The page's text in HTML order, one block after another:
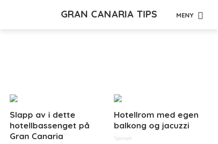
GRAN CANARIA TIPS MENY
Slapp av i dette
hotellbassenget på
Gran Canaria
Hotellrom med egen
balkong og jacuzzi
Sponset